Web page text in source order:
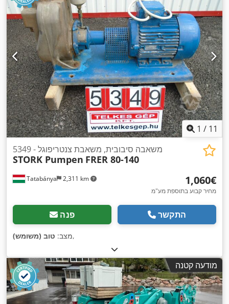
1 / 11
Tatabánya 2,311 km
5349 - משאבה סיבובית, משאבת צנטריפוגל
STORK Pumpen FRER 80-140
‏1,060 ‏€
מחיר קבוע בתוספת מע"מ
פנה התקשר
מצב: טוב (משומש) ,
מודעה קטנה